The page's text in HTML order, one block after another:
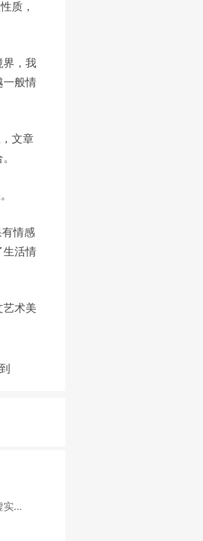
质，
界，我
一般情
文章
情感
生活情
艺术美
实...